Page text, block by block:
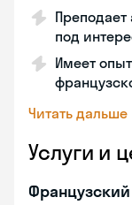
под
Имеет
Читать дальше
Услуги и